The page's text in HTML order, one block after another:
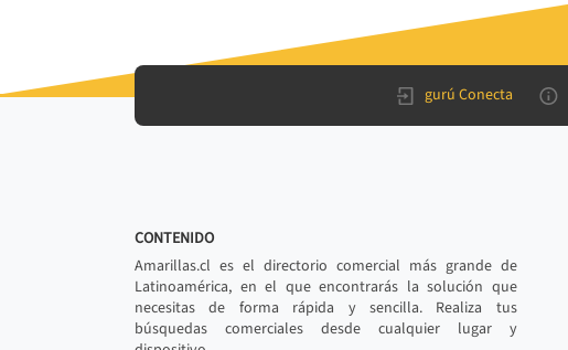
gurú Conecta
CONTENIDO
Amarillas.cl es el directorio comercial más grande de
Latinoamérica, en el que encontrarás la solución que
necesitas de forma rápida y sencilla. Realiza tus
búsquedas comerciales desde cualquier lugar y